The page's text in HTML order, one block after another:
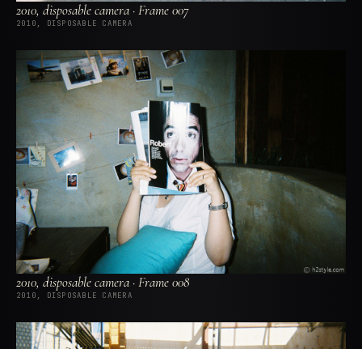
2010, disposable camera · Frame 007
2010, DISPOSABLE CAMERA
2010, disposable camera · Frame 008
2010, DISPOSABLE CAMERA